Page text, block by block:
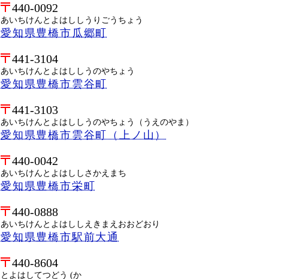
440-0092
あいちけんとよはししうりごうちょう
愛知県豊橋市瓜郷町
441-3104
あいちけんとよはししうのやちょう
愛知県豊橋市雲谷町
441-3103
あいちけんとよはししうのやちょう（うえのやま）
愛知県豊橋市雲谷町（上ノ山）
440-0042
あいちけんとよはししさかえまち
愛知県豊橋市栄町
440-0888
あいちけんとよはししえきまえおおどおり
愛知県豊橋市駅前大通
440-8604
とよはしてつどう (か